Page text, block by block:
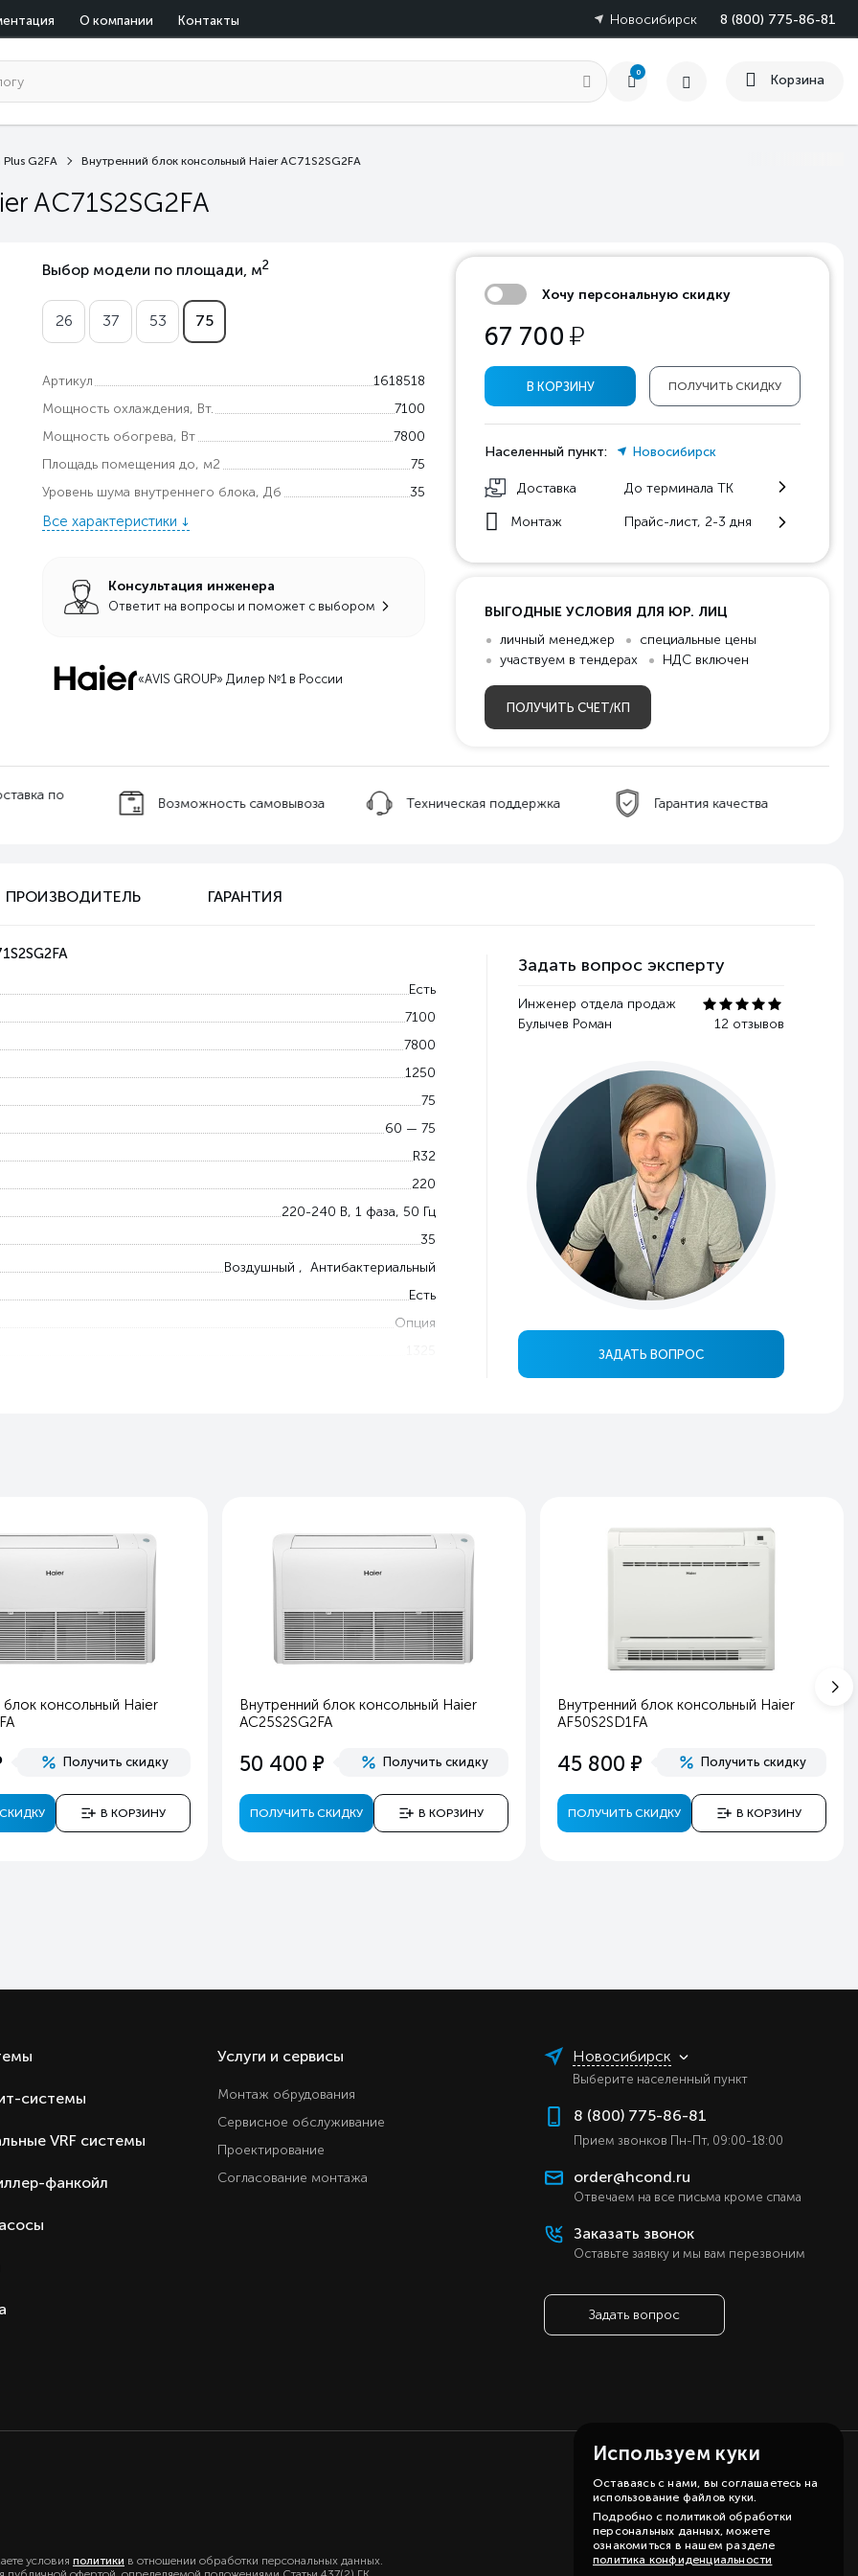
О компании Контакты 8 (800) 775-86-81
Новосибирск
0
Корзина
G2FA Внутренний блок консольный Haier AC71S2SG2FA
AC71S2SG2FA
Выбор модели по площади, м2
26 37 53 75
Артикул
1618518
Мощность охлаждения, Вт.
7100
Мощность обогрева, Вт
7800
Площадь помещения до, м2
75
Уровень шума внутреннего блока, Дб
35
Все характеристики
Консультация инженера
Ответит на вопросы и поможет с выбором
«AVIS GROUP» Дилер №1 в России
Хочу персональную скидку
67 700 у
ПОЛУЧИТЬ СКИДКУ
В КОРЗИНУ
Населенный пункт: Новосибирск
Доставка До терминала ТК
Монтаж Прайс-лист, 2-3 дня
ВЫГОДНЫЕ УСЛОВИЯ ДЛЯ ЮР. ЛИЦ
личный менеджер
специальные цены
участвуем в тендерах
НДС включен
ПОЛУЧИТЬ СЧЕТ/КП
по
Возможность самовывоза Техническая поддержка Гарантия качества
ПРОИЗВОДИТЕЛЬ ГАРАНТИЯ
Задать вопрос эксперту
Инженер отдела продаж
Булычев Роман
12 отзывов
ЗАДАТЬ ВОПРОС
Есть
7100
7800
1250
75
60 — 75
R32
220
220-240 В, 1 фаза, 50 Гц
35
Воздушный , Антибактериальный
Есть
Опция
Есть
Есть
Есть
Есть
Есть
Есть
Китай
блок консольный Haier
Получить скидку
В КОРЗИНУ
Внутренний блок консольный Haier
AC25S2SG2FA
50 400 е Получить скидку
ПОЛУЧИТЬ СКИДКУ В КОРЗИНУ
Внутренний блок консольный Haier
AF50S2SD1FA
45 800 е Получить скидку
ПОЛУЧИТЬ СКИДКУ В КОРЗИНУ
системы
VRF системы
фанкойл
Услуги и сервисы
Монтаж обрудования
Сервисное обслуживание
Проектирование
Согласование монтажа
Новосибирск
Выберите населенный пункт
8 (800) 775-86-81
Прием звонков Пн-Пт, 09:00-18:00
order@hcond.ru
Отвечаем на все письма кроме спама
Заказать звонок
Оставьте заявку и мы вам перезвоним
Задать вопрос
условия политики в отношении обработки персональных данных.
Используем куки
Оставаясь с нами, вы соглашаетесь на
использование файлов куки.
Подробно с политикой обработки
персональных данных, можете
ознакомиться в нашем разделе
политика конфиденциальности